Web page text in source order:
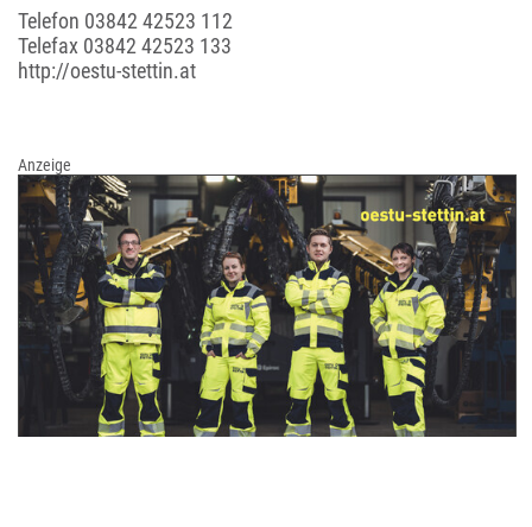
Telefon 03842 42523 112
Telefax 03842 42523 133
http://oestu-stettin.at
Anzeige